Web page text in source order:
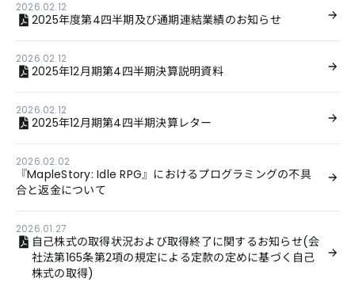
2026.02.12
2025年度第4四半期及び通期連結業績のお知らせ
2026.02.12
2025年12月期第4四半期決算説明資料
2026.02.12
2025年12月期第4四半期決算レター
2026.02.02
『MapleStory: Idle RPG』におけるプログラミングの不具
合と返金について
2026.01.27
自己株式の取得状況および取得終了に関するお知らせ(会
社法第165条第2項の規定による定款の定めに基づく自己
株式の取得)